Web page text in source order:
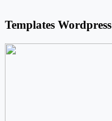
Templates Wordpress